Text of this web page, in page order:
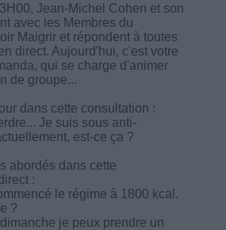
Jean-Michel Cohen et son
avec les Membres du
Maigrir et répondent à toutes
direct. Aujourd'hui, c'est votre
qui se charge d'animer
de groupe...
dans cette consultation :
Je suis sous anti-
est-ce ça ?
abordés dans cette
:
le régime à 1800 kcal.
?
je peux prendre un